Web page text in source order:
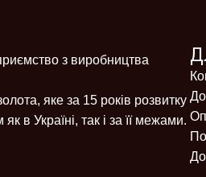
з виробництва
яке за 15 років розвитку
в Україні, так і за її межами.